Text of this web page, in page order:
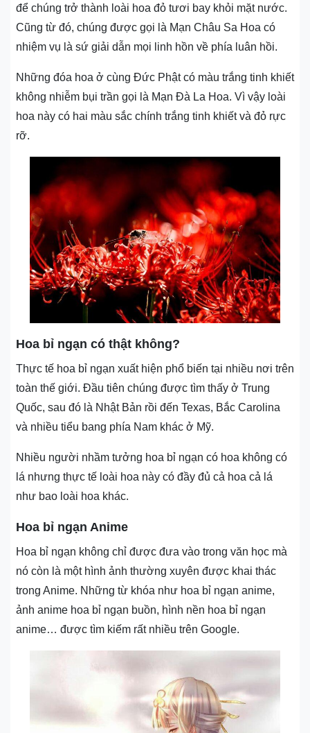
để chúng trở thành loài hoa đỏ tươi bay khỏi mặt nước.
Cũng từ đó, chúng được gọi là Mạn Châu Sa Hoa có
nhiệm vụ là sứ giải dẫn mọi linh hồn về phía luân hồi.
Những đóa hoa ở cùng Đức Phật có màu trắng tinh khiết
không nhiễm bụi trần gọi là Mạn Đà La Hoa. Vì vậy loài
hoa này có hai màu sắc chính trắng tinh khiết và đỏ rực
rỡ.
Hoa bỉ ngạn có thật không?
Thực tế hoa bỉ ngạn xuất hiện phổ biến tại nhiều nơi trên
toàn thế giới. Đầu tiên chúng được tìm thấy ở Trung
Quốc, sau đó là Nhật Bản rồi đến Texas, Bắc Carolina
và nhiều tiểu bang phía Nam khác ở Mỹ.
Nhiều người nhầm tưởng hoa bỉ ngạn có hoa không có
lá nhưng thực tế loài hoa này có đầy đủ cả hoa cả lá
như bao loài hoa khác.
Hoa bỉ ngạn Anime
Hoa bỉ ngạn không chỉ được đưa vào trong văn học mà
nó còn là một hình ảnh thường xuyên được khai thác
trong Anime. Những từ khóa như hoa bỉ ngạn anime,
ảnh anime hoa bỉ ngạn buồn, hình nền hoa bỉ ngạn
anime… được tìm kiếm rất nhiều trên Google.